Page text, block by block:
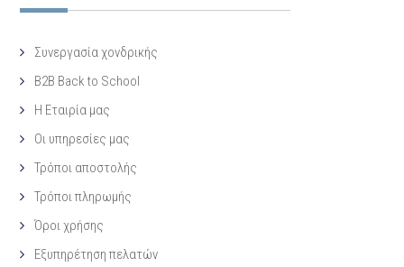
Συνεργασία χονδρικής
B2B Back to School
Η Eταιρία μας
Οι υπηρεσίες μας
Τρόποι αποστολής
Τρόποι πληρωμής
Όροι χρήσης
Εξυπηρέτηση πελατών